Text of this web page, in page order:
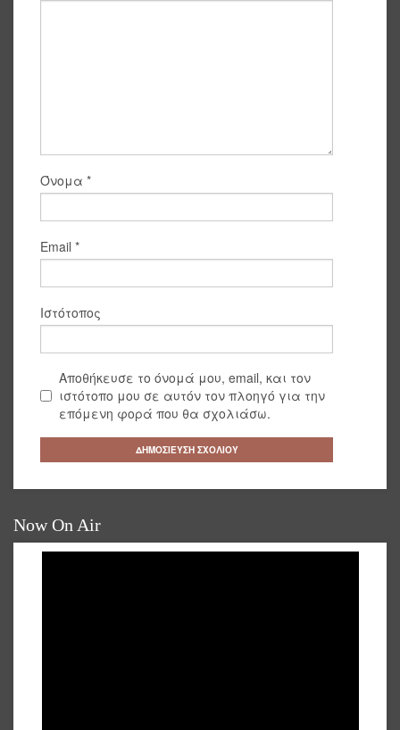
Όνομα *
Email *
Ιστότοπος
Αποθήκευσε το όνομά μου, email, και τον
ιστότοπο μου σε αυτόν τον πλοηγό για την
επόμενη φορά που θα σχολιάσω.
Now On Air